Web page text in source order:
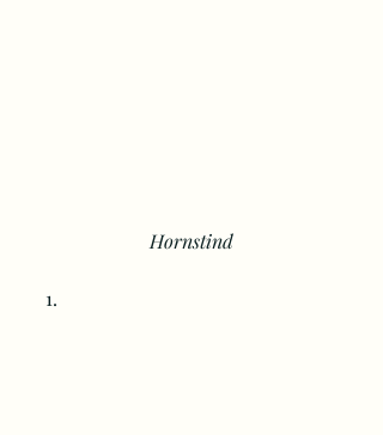
Hornstind